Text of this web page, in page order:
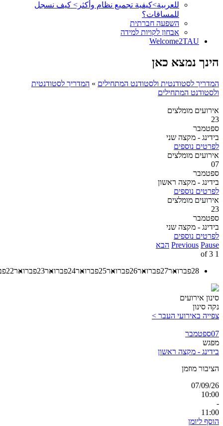
للعربية>كيفية تجميع نظام وأكثر> كيف نسجل
للمساقات؟
השפעה חברתית
אבחון לקויות למידה
Welcome2TAU
הינך נמצא כאן
המדריך לסטודנטית ולסטודנט המתחילים » המדריך לסטודנטית
ולסטודנט המתחילים
אירועים מומלצים
23
ספטמבר
בידינג - מקצה שני
לפרטים נוספים
אירועים מומלצים
07
ספטמבר
בידינג - מקצה ראשון
לפרטים נוספים
אירועים מומלצים
23
ספטמבר
בידינג - מקצה שני
לפרטים נוספים
Previous Pause
הבא
1
3
28פברואר27פברואר26פברואר25פברואר24פברואר23פברואר22
סינון אירועים
נקה סינון
צפייה באירועי העבר >
07ספטמבר
מפגש
בידינג - מקצה ראשון
הציבור מוזמן
07/09/26
10:00
-
11:00
הוסף ליומן